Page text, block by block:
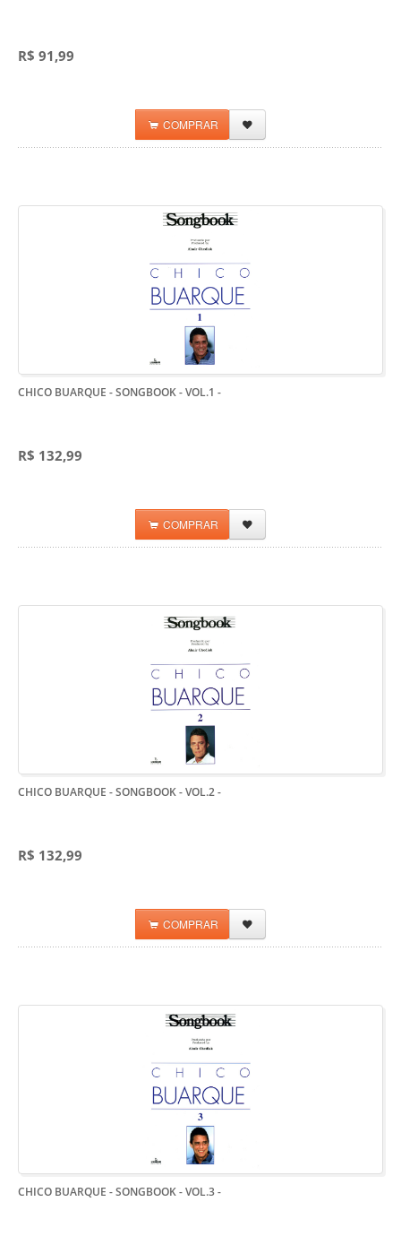
R$ 91,99
COMPRAR
CHICO BUARQUE - SONGBOOK - VOL.1 -
R$ 132,99
COMPRAR
CHICO BUARQUE - SONGBOOK - VOL.2-
R$ 132,99
COMPRAR
CHICO BUARQUE - SONGBOOK - VOL.3-